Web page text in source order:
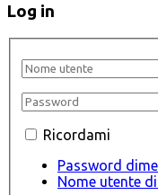
Log in
Ricordami
Password
Nome utente